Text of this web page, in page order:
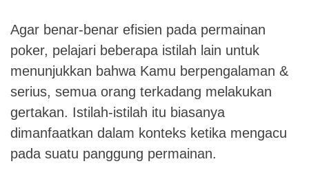
Agar benar-benar efisien pada permainan
poker, pelajari beberapa istilah lain untuk
menunjukkan bahwa Kamu berpengalaman &
serius, semua orang terkadang melakukan
gertakan. Istilah-istilah itu biasanya
dimanfaatkan dalam konteks ketika mengacu
pada suatu panggung permainan.